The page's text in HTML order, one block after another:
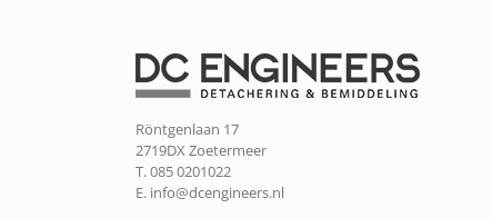
Röntgenlaan 17
2719DX Zoetermeer
T. 085 0201022
E. info@dcengineers.nl